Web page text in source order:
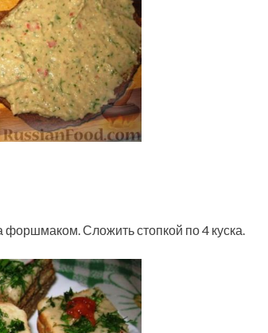
форшмаком. Сложить стопкой по 4 куска.